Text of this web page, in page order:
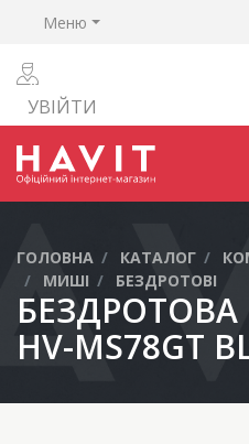
Меню
УВІЙТИ
ГОЛОВНА КАТАЛОГ
МИШІ
БЕЗДРОТОВІ
HV-MS78GT